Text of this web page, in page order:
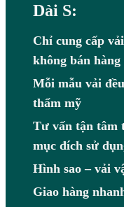
Dài S:
Chỉ cung cấp
không bán
Mỗi mẫu vải
thẩm mỹ
Tư vấn tận tâm
mục đích sử
Hình sao – vải
Giao hàng